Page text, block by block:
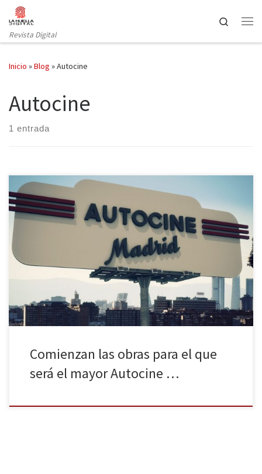
Saltar al contenido
Revista Digital
Search
Inicio »Blog »Autocine
Autocine
1 entrada
Ya están en marcha los trabajos de acondicionamiento de un
proyecto único y novedoso en Madrid: un Autocine. Autocine
Madrid estará localizado al norte de la capital, en la zona de
Chamartín – Fuencarral, sobre un terreno de 25.000 metros
cuadrados. Contará con capacidad para 350 vehículos y una zona
Comienzan las obras para el que
será el mayor Autocine …